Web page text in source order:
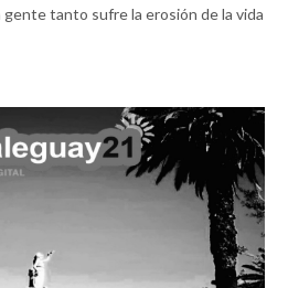
tanto sufre la erosión de la vida